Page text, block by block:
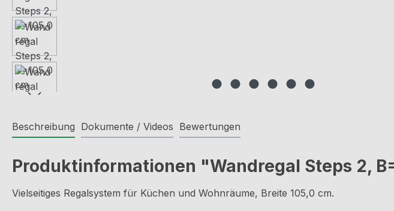
Beschreibung Dokumente / Videos Bewertungen
Produktinformationen "Wandregal Steps 2,
Vielseitiges Regalsystem für Küchen und Wohnräume, Breite 105,0 cm.